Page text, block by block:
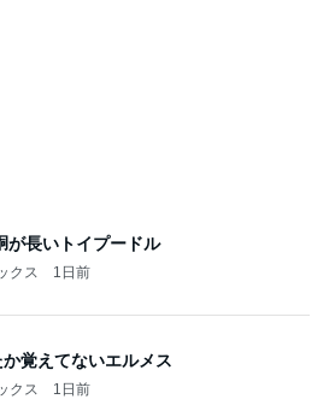
が長いトイプードル
クス 1日前
覚えてないエルメス
クス 1日前